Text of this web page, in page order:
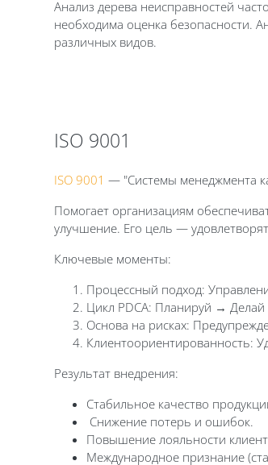
Анализ дерева неисправностей
необходима оценка безопасности.
различных видов.
ISO 9001
ISO 9001 — "Системы менеджмента
Помогает организациям
улучшение. Его цель —
Ключевые моменты:
Процессный подход:
Цикл PDCA: Планируй →
Основа на рисках:
Клиентоориентированность:
Результат внедрения:
Стабильное качество
Снижение потерь и ошибок.
Повышение лояльности
Международное признание